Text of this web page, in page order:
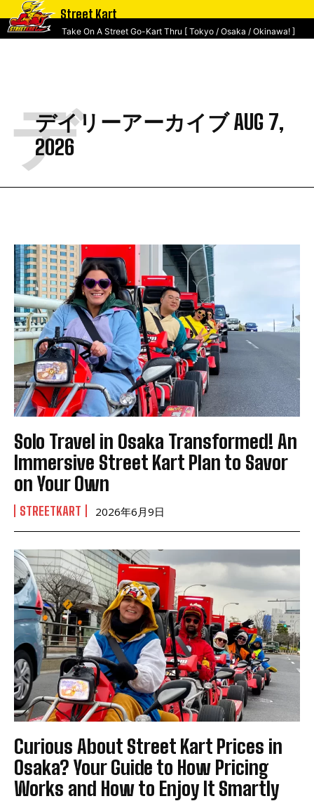
Street Kart
Take On A Street Go-Kart Thru [ Tokyo / Osaka / Okinawa! ]
デイリーアーカイブ AUG 7,
2026
デ
Solo Travel in Osaka Transformed! An
Immersive Street Kart Plan to Savor
on Your Own
STREETKART 2026年6月9日
Curious About Street Kart Prices in
Osaka? Your Guide to How Pricing
Works and How to Enjoy It Smartly